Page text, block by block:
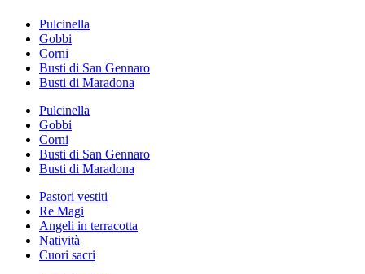
Pulcinella
Gobbi
Corni
Busti di San Gennaro
Busti di Maradona
Pulcinella
Gobbi
Corni
Busti di San Gennaro
Busti di Maradona
Pastori vestiti
Re Magi
Angeli in terracotta
Natività
Cuori sacri